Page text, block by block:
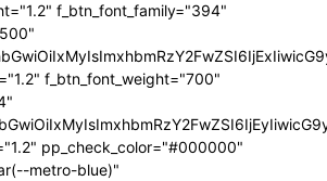
f_btn_font_family="394"
f_btn_font_weight="700"
pp_check_color="#000000"
metro-blue)"